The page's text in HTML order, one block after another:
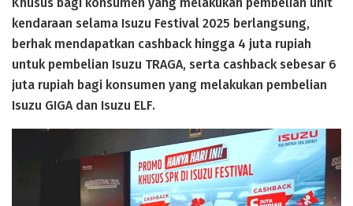
kendaraan selama Isuzu Festival 2025 berlangsung,
berhak mendapatkan cashback hingga 4 juta rupiah
untuk pembelian Isuzu TRAGA, serta cashback sebesar 6
juta rupiah bagi konsumen yang melakukan pembelian
Isuzu GIGA dan Isuzu ELF.